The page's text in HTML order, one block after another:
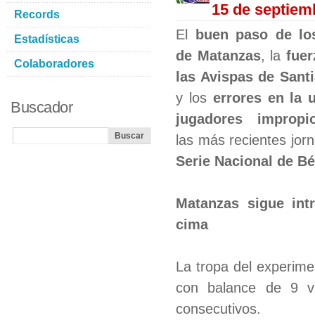
15 de
El
buen paso de
de Matanzas, la
las Avispas de
y los errores en la
jugadores
las más recientes
Serie Nacional de
Matanzas sigue
cima
La tropa del
con balance de 9
consecutivos.
Records
Estadísticas
Colaboradores
Buscador